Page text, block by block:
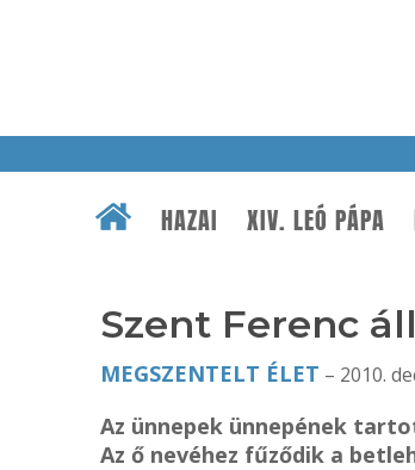
HAZAI XIV. LEÓ PÁPA
Szent Ferenc
MEGSZENTELT ÉLET – 2010.
Az ünnepek ünnepének
Az ő nevéhez fűződik a